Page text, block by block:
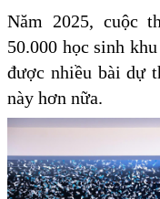
Năm 2025, cuộc
50.000 học sinh
được nhiều bài dự
này hơn nữa.